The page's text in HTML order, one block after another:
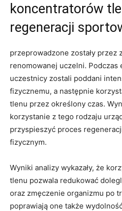
koncentratorów‍
regeneracji
przeprowadzone ‌zostały ⁤przez
renomowanej uczelni. Podczas
uczestnicy ⁢zostali poddani
fizycznemu, a następnie
tlenu przez określony czas.
korzystanie z ⁣tego rodzaju
przyspieszyć proces
fizycznym.
Wyniki analizy wykazały, że‍
tlenu pozwala redukować
oraz zmęczenie organizmu ‍po‍
poprawiają⁣ one także